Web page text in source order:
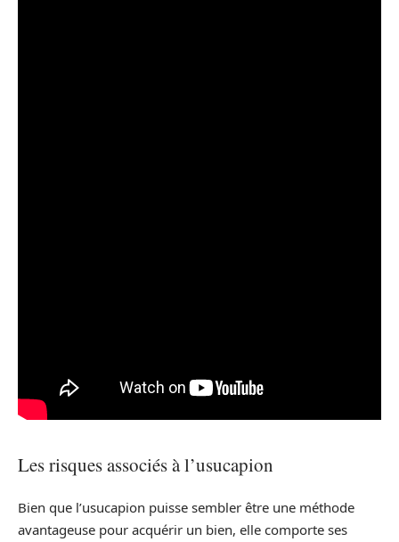
Les risques associés à l’usucapion
Bien que l’usucapion puisse sembler être une méthode
avantageuse pour acquérir un bien, elle comporte ses